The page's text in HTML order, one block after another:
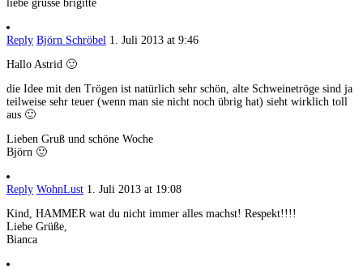
liebe grüsse brigitte
Reply Björn Schröbel 1. Juli 2013 at 9:46
Hallo Astrid 🙂
die Idee mit den Trögen ist natürlich sehr schön, alte Schweinetröge sind ja
teilweise sehr teuer (wenn man sie nicht noch übrig hat) sieht wirklich toll
aus 🙂
Lieben Gruß und schöne Woche
Björn 🙂
Reply WohnLust 1. Juli 2013 at 19:08
Kind, HAMMER wat du nicht immer alles machst! Respekt!!!!
Liebe Grüße,
Bianca